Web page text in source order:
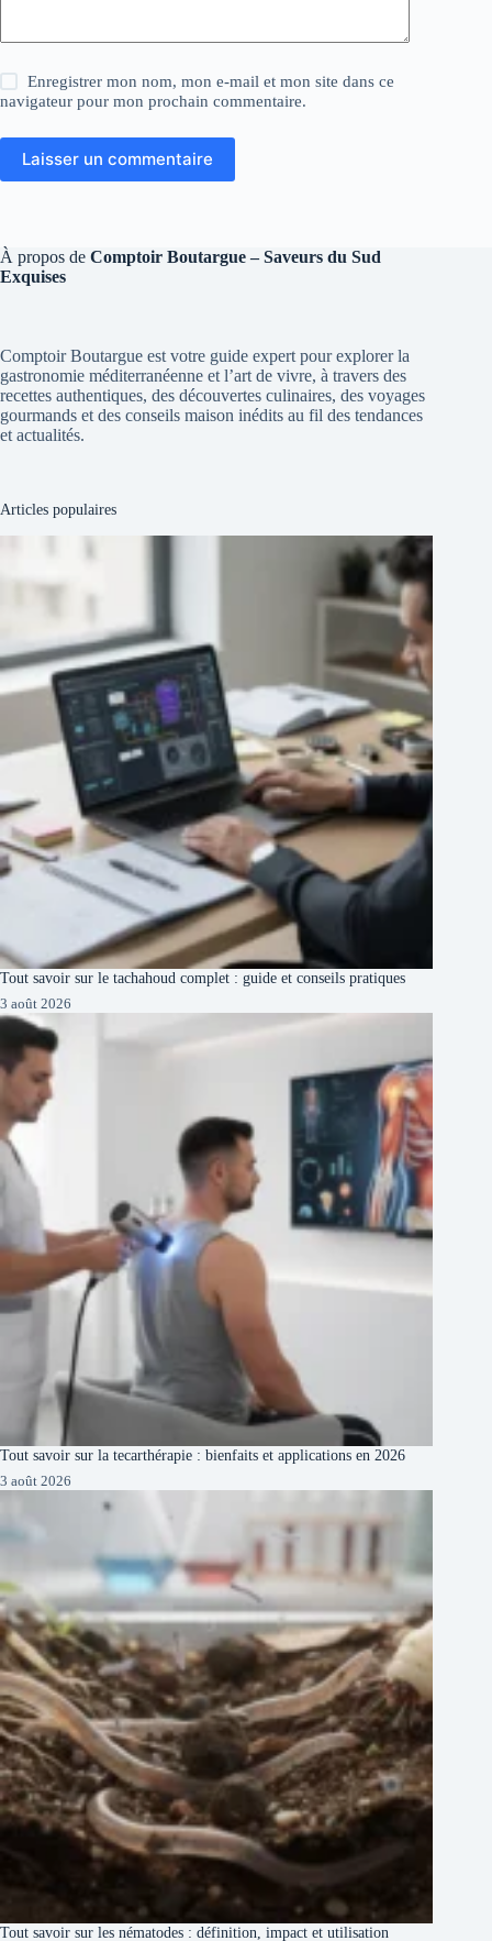
Enregistrer mon nom, mon e-mail et mon site dans ce
navigateur pour mon prochain commentaire.
Laisser un commentaire
À propos de Comptoir Boutargue – Saveurs du Sud
Exquises
Comptoir Boutargue est votre guide expert pour explorer la
gastronomie méditerranéenne et l’art de vivre, à travers des
recettes authentiques, des découvertes culinaires, des voyages
gourmands et des conseils maison inédits au fil des tendances
et actualités.
Articles populaires
Tout savoir sur le tachahoud complet : guide et conseils pratiques
3 août 2026
Tout savoir sur la tecarthérapie : bienfaits et applications en 2026
3 août 2026
Tout savoir sur les nématodes : définition, impact et utilisation